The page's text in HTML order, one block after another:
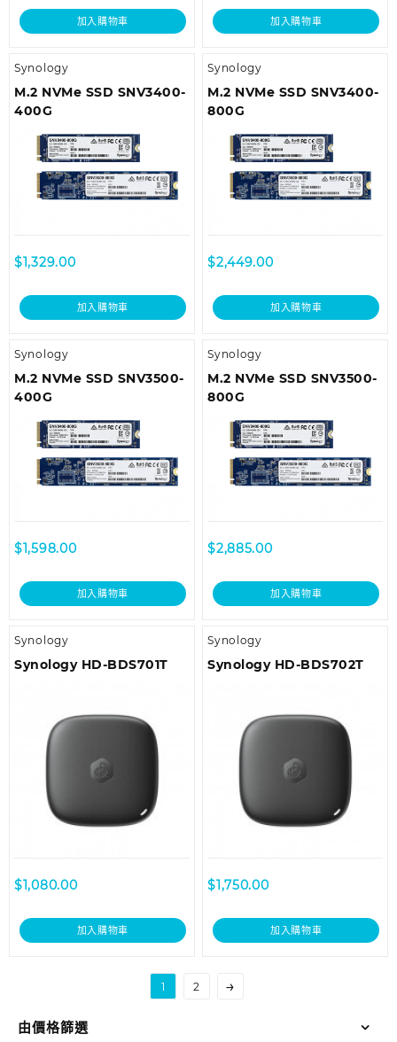
由價格篩選
加入購物車 加入購物車
Synology
M.2 NVMe SSD SNV3400-
400G
$1,329.00
加入購物車
Synology
M.2 NVMe SSD SNV3400-
800G
$2,449.00
加入購物車
Synology
M.2 NVMe SSD SNV3500-
400G
$1,598.00
加入購物車
Synology
M.2 NVMe SSD SNV3500-
800G
$2,885.00
加入購物車
Synology
Synology HD-BDS701T
$1,080.00
加入購物車
Synology
Synology HD-BDS702T
$1,750.00
加入購物車
1 2 →